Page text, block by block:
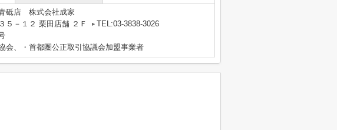
砥店 株式会社成家
５－１２ 栗田店舗 ２Ｆ
TEL:03-3838-3026
会、・首都圏公正取引協議会加盟事業者